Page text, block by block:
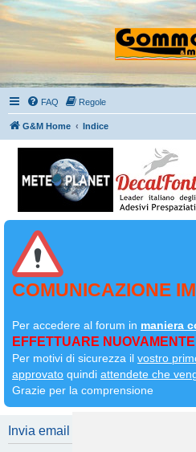
FAQ Regole
G&M Home Indice
COMUNICAZIONE
Per accedere al forum in maniera
EFFETTUARE
Per motivi di sicurezza il vostro
approvato quindi attendete che
Grazie per la comprensione
Invia email di attivazione